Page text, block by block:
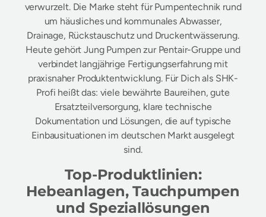
verwurzelt. Die Marke steht für Pumpentechnik rund
um häusliches und kommunales Abwasser,
Drainage, Rückstauschutz und Druckentwässerung.
Heute gehört Jung Pumpen zur Pentair-Gruppe und
verbindet langjährige Fertigungserfahrung mit
praxisnaher Produktentwicklung. Für Dich als SHK-
Profi heißt das: viele bewährte Baureihen, gute
Ersatzteilversorgung, klare technische
Dokumentation und Lösungen, die auf typische
Einbausituationen im deutschen Markt ausgelegt
sind.
Top-Produktlinien:
Hebeanlagen, Tauchpumpen
und Speziallösungen